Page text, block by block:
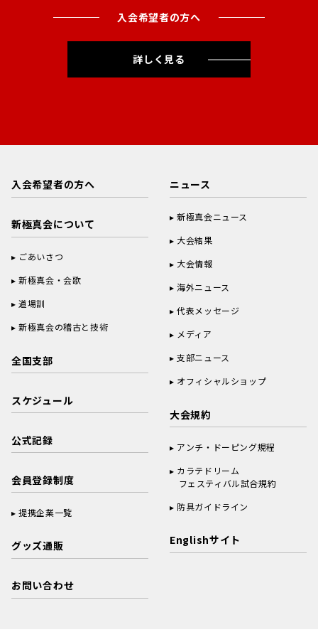
入会希望者の方へ
詳しく見る
入会希望者の方へ
新極真会について
ごあいさつ
新極真会・会歌
道場訓
新極真会の稽古と技術
全国支部
スケジュール
公式記録
会員登録制度
提携企業一覧
グッズ通販
お問い合わせ
ニュース
新極真会ニュース
大会結果
大会情報
海外ニュース
代表メッセージ
メディア
支部ニュース
オフィシャルショップ
大会規約
アンチ・ドーピング規程
カラテドリーム
フェスティバル試合規約
防具ガイドライン
Englishサイト